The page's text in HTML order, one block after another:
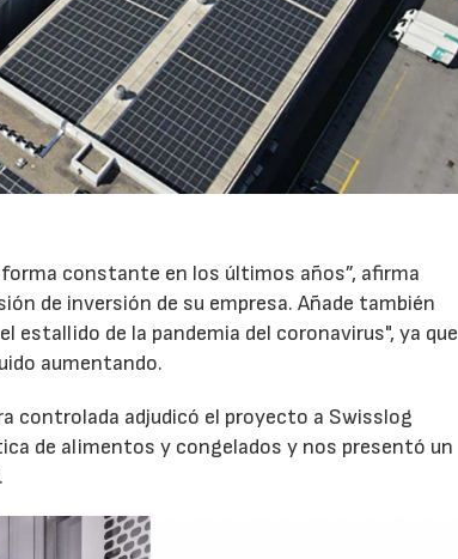
constante en los últimos años”, afirma
de inversión de su empresa. Añade también
estallido de la pandemia del coronavirus", ya que
aumentando.
controlada adjudicó el proyecto a Swisslog
de alimentos y congelados y nos presentó un